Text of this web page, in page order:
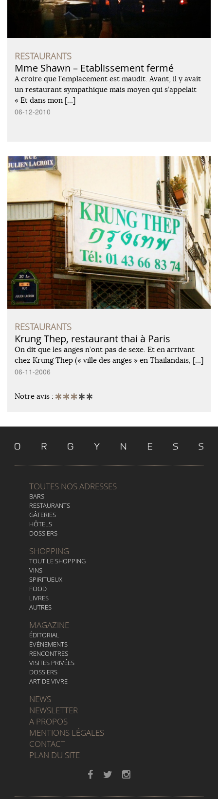
RESTAURANTS
Mme Shawn – Etablissement fermé
A croire que l’emplacement est maudit. Avant, il y avait
un restaurant sympathique mais moyen qui s’appelait
« Et dans mon […]
06-12-2010
RESTAURANTS
Krung Thep, restaurant thai à Paris
On dit que les anges n’ont pas de sexe. Et en arrivant
chez Krung Thep (« ville des anges » en Thaïlandais, […]
06-11-2006
Notre avis :
TOUTES NOS ADRESSES
BARS
RESTAURANTS
GÂTERIES
HÔTELS
DOSSIERS
SHOPPING
TOUT LE SHOPPING
VINS
SPIRITUEUX
FOOD
LIVRES
AUTRES
MAGAZINE
ÉDITORIAL
ÉVÈNEMENTS
RENCONTRES
VISITES PRIVÉES
DOSSIERS
ART DE VIVRE
NEWS
NEWSLETTER
A PROPOS
MENTIONS LÉGALES
CONTACT
PLAN DU SITE